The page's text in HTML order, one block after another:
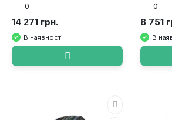
0
14 271 грн.
В наявності
0
8 751
В